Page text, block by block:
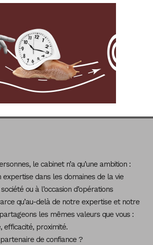
le cabinet n’a qu’une ambition :
dans les domaines de la vie
ou à l’occasion d’opérations
qu’au-delà de notre expertise et notre
les mêmes valeurs que vous :
efficacité, proximité.
de confiance ?